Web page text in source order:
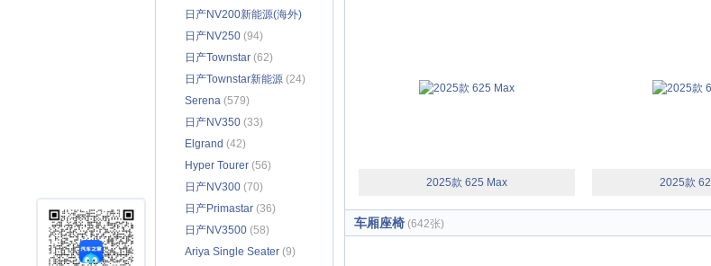
日产NV200新能源(海外)
(94)
日产NV250 (94)
日产Townstar (62)
日产Townstar新能源 (24)
Serena (579)
日产NV350 (33)
Elgrand (42)
Hyper Tourer (56)
日产NV300 (70)
日产Primastar (36)
日产NV3500 (58)
Ariya Single Seater (9)
2025款 625 Max 2025款
车厢座椅 (642张)